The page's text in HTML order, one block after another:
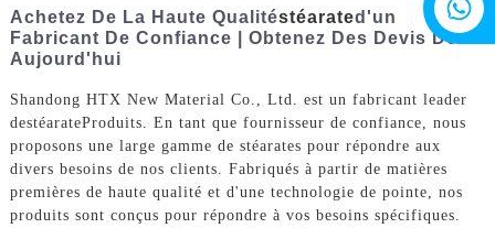
Achetez De La Haute QualitéStéarateD'un
Fabricant De Confiance | Obtenez Des Devis Dès
Aujourd'hui
Shandong HTX New Material Co., Ltd. est un fabricant leader
destéarateProduits. En tant que fournisseur de confiance, nous
proposons une large gamme de stéarates pour répondre aux
divers besoins de nos clients. Fabriqués à partir de matières
premières de haute qualité et d'une technologie de pointe, nos
produits sont conçus pour répondre à vos besoins spécifiques.